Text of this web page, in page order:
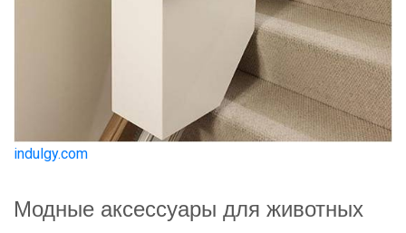
indulgy.com
Модные аксессуары для животных